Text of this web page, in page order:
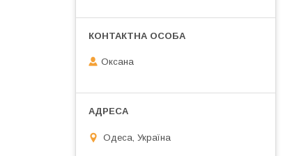
Оксана
Одеса, Україна